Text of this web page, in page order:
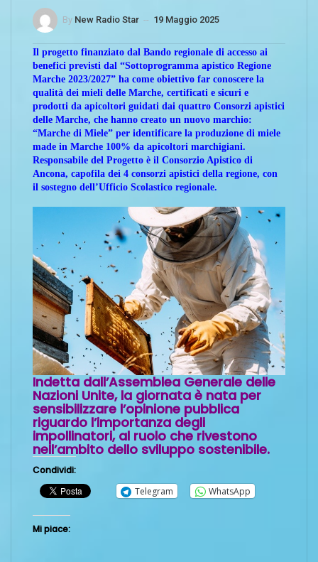
By New Radio Star -- 19 Maggio 2025
Il progetto finanziato dal Bando regionale di accesso ai
benefici previsti dal “Sottoprogramma apistico Regione
Marche 2023/2027” ha come obiettivo far conoscere la
qualità dei mieli delle Marche, certificati e sicuri e
prodotti da apicoltori guidati dai quattro Consorzi apistici
delle Marche, che hanno creato un nuovo marchio:
“Marche di Miele” per identificare la produzione di miele
made in Marche 100% da apicoltori marchigiani.
Responsabile del Progetto è il Consorzio Apistico di
Ancona, capofila dei 4 consorzi apistici della regione, con
il sostegno dell’Ufficio Scolastico regionale.
Indetta dall’Assemblea Generale delle
Nazioni Unite, la giornata è nata per
sensibilizzare l’opinione pubblica
riguardo l’importanza degli
impollinatori, al ruolo che rivestono
nell’ambito dello sviluppo sostenibile.
Condividi:
Telegram
WhatsApp
Mi piace: